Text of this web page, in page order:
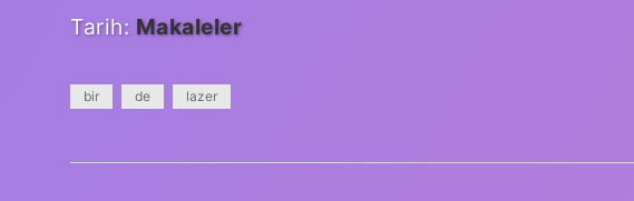
Tarih: Makaleler
bir de lazer